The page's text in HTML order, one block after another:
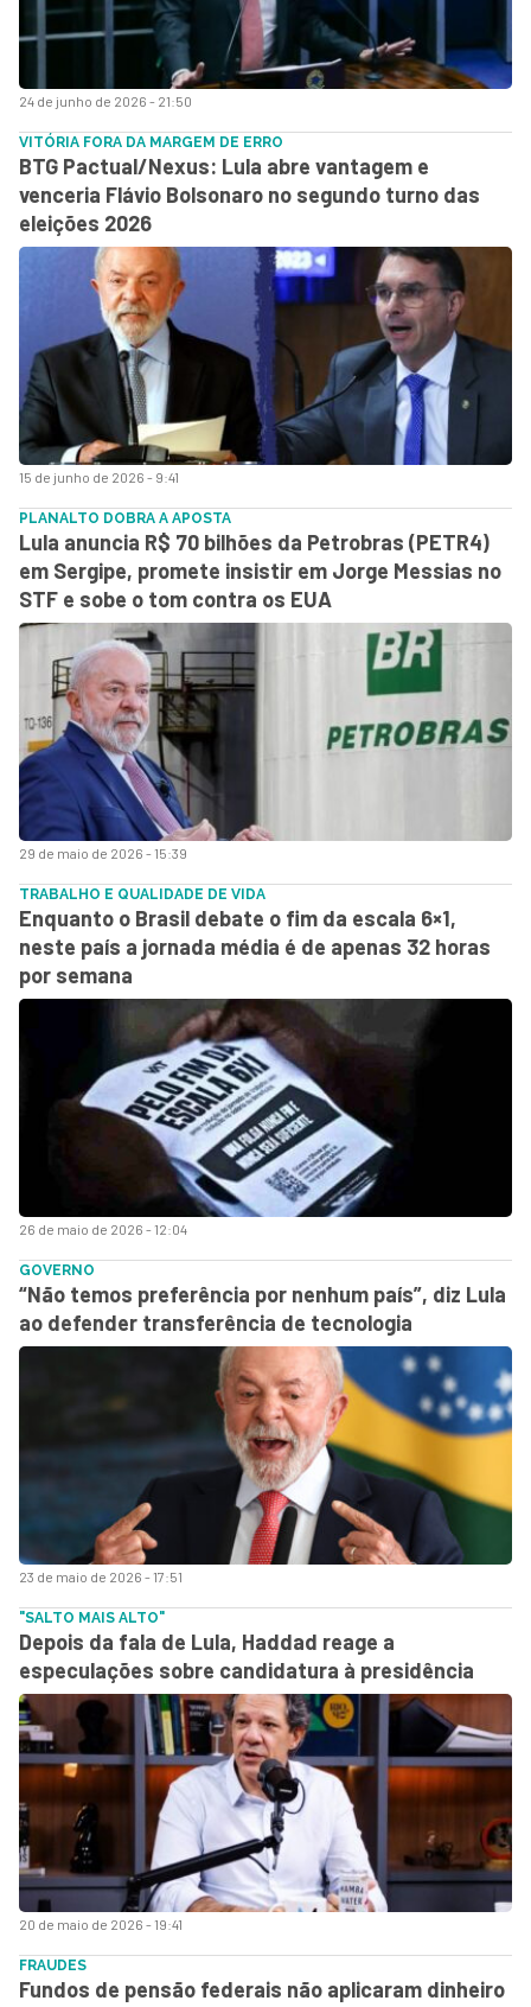
24 de junho de 2026 - 21:50
15 de junho de 2026 - 9:41
VITÓRIA FORA DA MARGEM DE ERRO
BTG Pactual/Nexus: Lula abre vantagem e
venceria Flávio Bolsonaro no segundo turno das
eleições 2026
29 de maio de 2026 - 15:39
PLANALTO DOBRA A APOSTA
Lula anuncia R$ 70 bilhões da Petrobras (PETR4)
em Sergipe, promete insistir em Jorge Messias no
STF e sobe o tom contra os EUA
26 de maio de 2026 - 12:04
TRABALHO E QUALIDADE DE VIDA
Enquanto o Brasil debate o fim da escala 6×1,
neste país a jornada média é de apenas 32 horas
por semana
23 de maio de 2026 - 17:51
GOVERNO
“Não temos preferência por nenhum país”, diz Lula
ao defender transferência de tecnologia
20 de maio de 2026 - 19:41
"SALTO MAIS ALTO"
Depois da fala de Lula, Haddad reage a
especulações sobre candidatura à presidência
FRAUDES
Fundos de pensão federais não aplicaram dinheiro